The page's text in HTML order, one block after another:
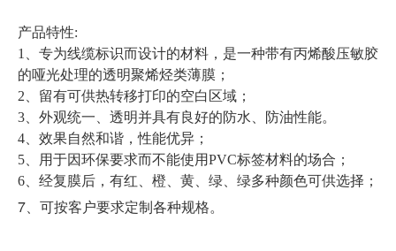
产品特性:
1、专为线缆标识而设计的材料，是一种带有丙烯酸压敏胶
的哑光处理的透明聚烯烃类薄膜；
2、留有可供热转移打印的空白区域；
3、外观统一、透明并具有良好的防水、防油性能。
4、效果自然和谐，性能优异；
5、用于因环保要求而不能使用PVC标签材料的场合；
6、经复膜后，有红、橙、黄、绿、绿多种颜色可供选择；
7、可按客户要求定制各种规格。